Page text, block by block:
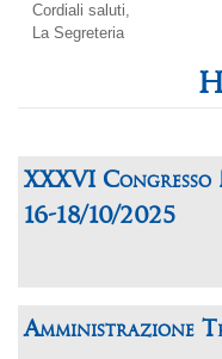
Cordiali saluti,
La Segreteria
XXXVI
16-18/10/2025
Amministrazione